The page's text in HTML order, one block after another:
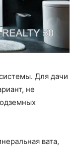
Для дачи
не
вата,